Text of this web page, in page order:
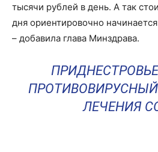
тысячи рублей в день. А так
дня ориентировочно
– добавила глава Минздрава.
ЛЕЧЕНИЯ